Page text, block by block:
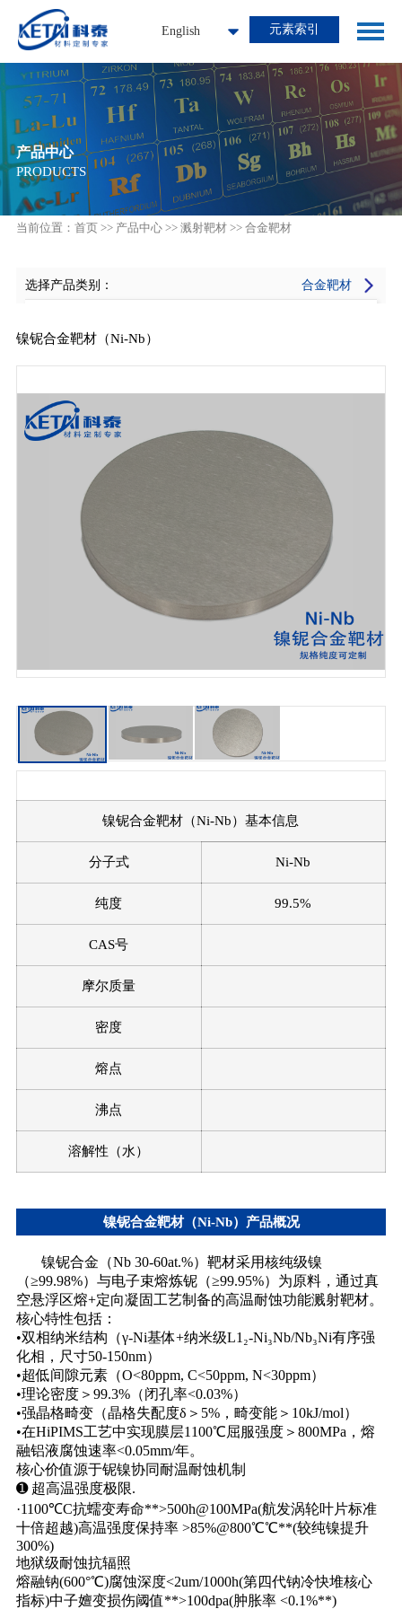
English 元素索引
产品中心
PRODUCTS
当前位置： 首页>> 产品中心>> 溅射靶材>> 合金靶材
选择产品类别： 合金靶材
全部产品
溅射靶材
氮化物靶材
碳化物靶材
硅化物靶材
硒化物靶材
碲化物靶材
磷化物靶材
特殊靶材定制
蒸发镀膜材料
单质类镀膜材料
氧化物镀膜材料
氮化物镀膜材料
碳化物镀膜材料
氟化物镀膜材料
蒸发镀膜料清单
化合物半导体材料
硫化物 硒化物
碲化物
锑化物
磷化物
多元化合物
高纯化合物清单
稀土材料
稀土氟化物
稀土氮化物
其它稀土化合物
稀土材料清单
特种合金
坩埚定制
镍铌合金靶材（Ni-Nb）
镍铌合金靶材（Ni-Nb）基本信息
分子式 Ni-Nb
纯度 99.5%
CAS号
摩尔质量
密度
熔点
沸点
溶解性（水）
镍铌合金靶材（Ni-Nb）产品概况
镍铌合金（Nb 30-60at.%）靶材采用核纯级镍
（≥99.98%）与电子束熔炼铌（≥99.95%）为原料，通过真
空悬浮区熔+定向凝固工艺制备的高温耐蚀功能溅射靶材。
核心特性包括：
•双相纳米结构（γ-Ni基体+纳米级L1₂-Ni₃Nb/Nb₃Ni有序强
化相，尺寸50-150nm）
•超低间隙元素（O<80ppm, C<50ppm, N<30ppm）
•理论密度＞99.3%（闭孔率<0.03%）
•强晶格畸变（晶格失配度δ＞5%，畸变能＞10kJ/mol）
•在HiPIMS工艺中实现膜层1100℃屈服强度＞800MPa，熔
融铝液腐蚀速率<0.05mm/年。
核心价值源于铌镍协同耐温耐蚀机制
➊ 超高温强度极限.
·1100℃C抗蠕变寿命**>500h@100MPa(航发涡轮叶片标准
十倍超越)高温强度保持率 >85%@800℃℃**(较纯镍提升
300%)
地狱级耐蚀抗辐照
熔融钠(600°℃)腐蚀深度<2um/1000h(第四代钠冷快堆核心
指标)中子嬗变损伤阈值**>100dpa(肿胀率 <0.1%**)